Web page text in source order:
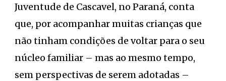
Juventude de Cascavel, no Paraná, conta
que, por acompanhar muitas crianças que
não tinham condições de voltar para o seu
núcleo familiar – mas ao mesmo tempo,
sem perspectivas de serem adotadas –